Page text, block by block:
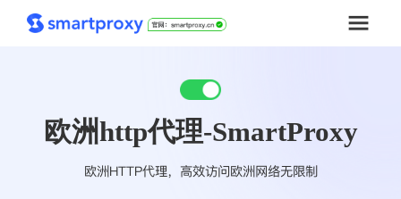
套餐购买
欧洲http代理-SmartProxy
欧洲HTTP代理，高效访问欧洲网络无限制